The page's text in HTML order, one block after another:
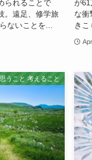
られることで
。遠足、修学旅
ないことを...
が
な衝
きこ
うこと 考えること